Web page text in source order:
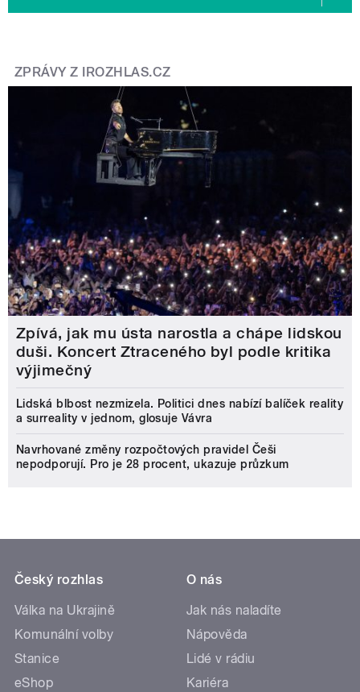
ZPRÁVY Z IROZHLAS.CZ
Zpívá, jak mu ústa narostla a chápe lidskou
duši. Koncert Ztraceného byl podle kritika
výjimečný
Lidská blbost nezmizela. Politici dnes nabízí balíček reality
a surreality v jednom, glosuje Vávra
Navrhované změny rozpočtových pravidel Češi
nepodporují. Pro je 28 procent, ukazuje průzkum
Český rozhlas
Válka na Ukrajině
Komunální volby
Stanice
eShop
O nás
Jak nás naladíte
Nápověda
Lidé v rádiu
Kariéra